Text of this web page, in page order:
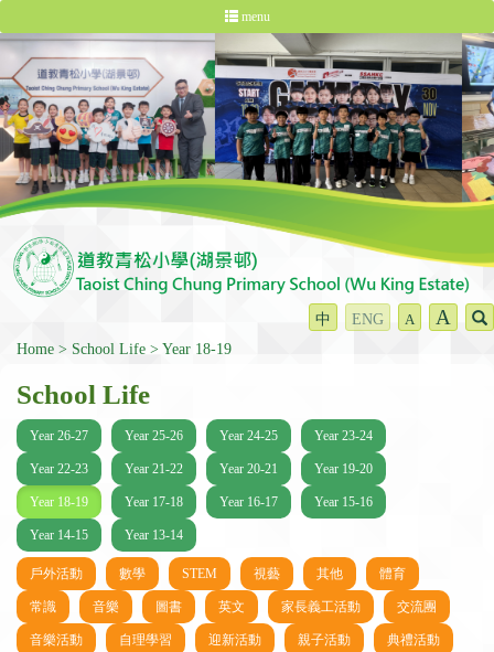
menu
中 ENG A A
Home School Life Year 18-19
School Life
Year 26-27 Year 25-26 Year 24-25 Year 23-24
Year 22-23 Year 21-22 Year 20-21 Year 19-20
Year 18-19 Year 17-18 Year 16-17 Year 15-16
Year 14-15 Year 13-14
戶外活動 數學 STEM 視藝 其他 體育
常識 音樂 圖書 英文 家長義工活動 交流團
音樂活動 自理學習 迎新活動 親子活動 典禮活動